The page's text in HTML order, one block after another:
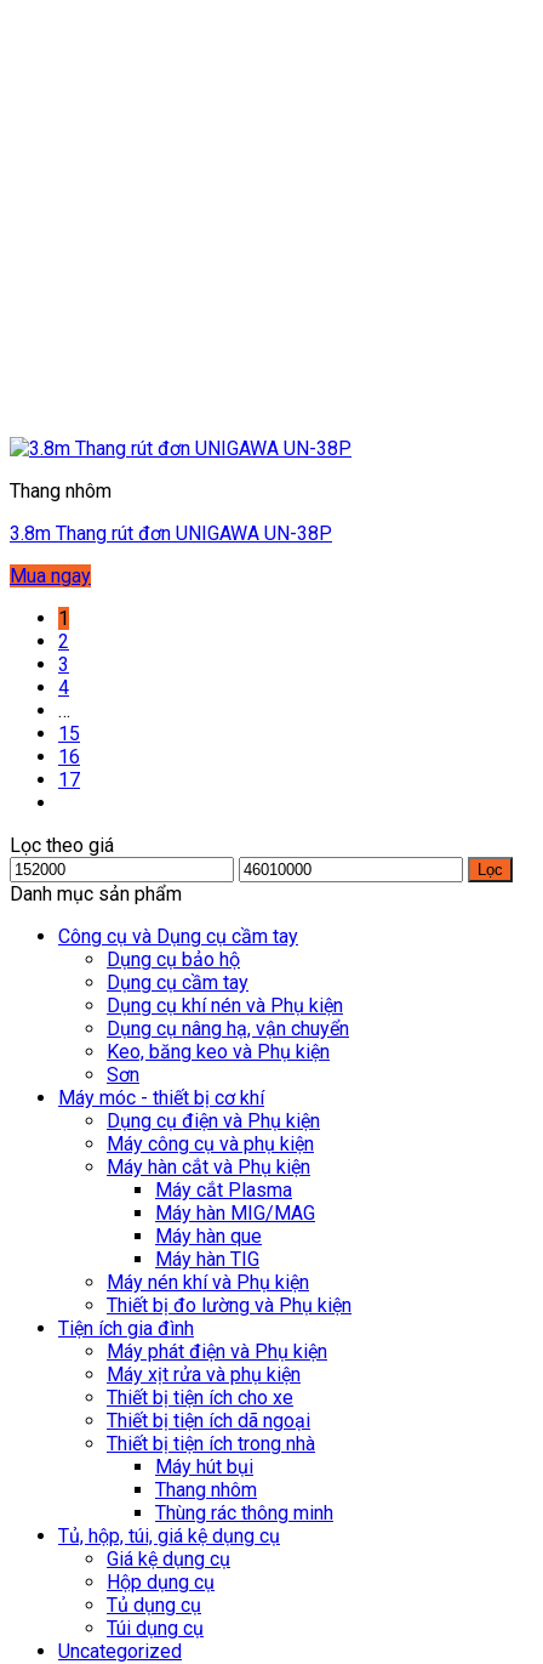
Thang nhôm
3.8m Thang rút đơn UNIGAWA UN-38P
Mua ngay
1
2
3
4
…
15
16
17
Lọc theo giá
Giá
tối
Giá
tối
Lọc
Danh mục sản phẩm
Công cụ và Dụng cụ cầm tay
Dụng cụ bảo hộ
Dụng cụ cầm tay
Dụng cụ khí nén và Phụ kiện
Dụng cụ nâng hạ, vận chuyển
Keo, băng keo và Phụ kiện
Sơn
Máy móc - thiết bị cơ khí
Dụng cụ điện và Phụ kiện
Máy công cụ và phụ kiện
Máy hàn cắt và Phụ kiện
Máy cắt Plasma
Máy hàn MIG/MAG
Máy hàn que
Máy hàn TIG
Máy nén khí và Phụ kiện
Thiết bị đo lường và Phụ kiện
Tiện ích gia đình
Máy phát điện và Phụ kiện
Máy xịt rửa và phụ kiện
Thiết bị tiện ích cho xe
Thiết bị tiện ích dã ngoại
Thiết bị tiện ích trong nhà
Máy hút bụi
Thang nhôm
Thùng rác thông minh
Tủ, hộp, túi, giá kệ dụng cụ
Giá kệ dụng cụ
Hộp dụng cụ
Tủ dụng cụ
Túi dụng cụ
Uncategorized